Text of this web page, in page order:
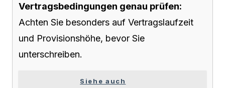
Vertragsbedingungen genau prüfen:
Achten Sie besonders auf Vertragslaufzeit
und Provisionshöhe, bevor Sie
unterschreiben.
Siehe auch